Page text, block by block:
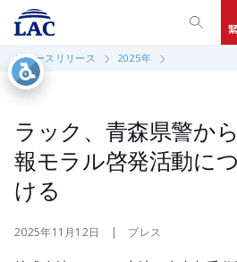
ニュー
会社情報
ニュースリリース 2025年
ラック、青森県警か
報モラル啓発活動に
ける
2025年11月12日 | プレス